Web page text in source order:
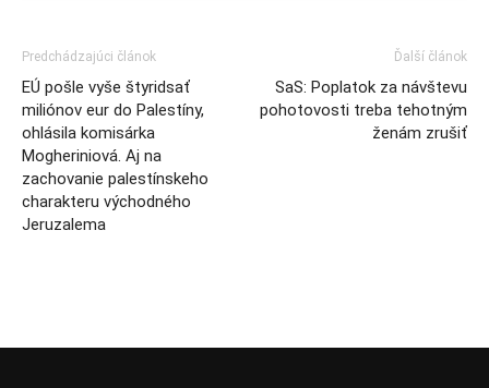
Predchádzajúci článok
EÚ pošle vyše štyridsať
miliónov eur do Palestíny,
ohlásila komisárka
Mogheriniová. Aj na
zachovanie palestínskeho
charakteru východného
Jeruzalema
Ďalší článok
SaS: Poplatok za návštevu
pohotovosti treba tehotným
ženám zrušiť